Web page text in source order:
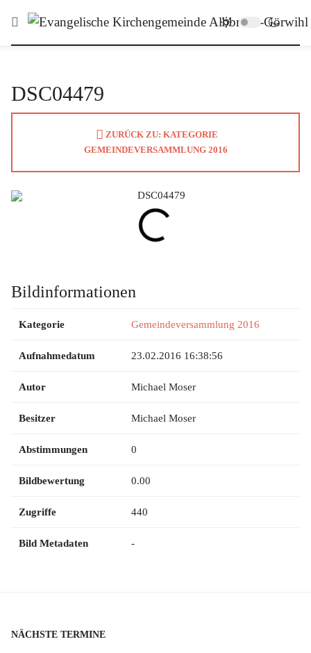
DSC04479
ZURÜCK ZU: KATEGORIE
GEMEINDEVERSAMMLUNG 2016
Bildinformationen
Kategorie Gemeindeversammlung 2016
Aufnahmedatum 23.02.2016 16:38:56
Autor Michael Moser
Besitzer Michael Moser
Abstimmungen 0
Bildbewertung 0.00
Zugriffe 440
Bild Metadaten -
NÄCHSTE TERMINE